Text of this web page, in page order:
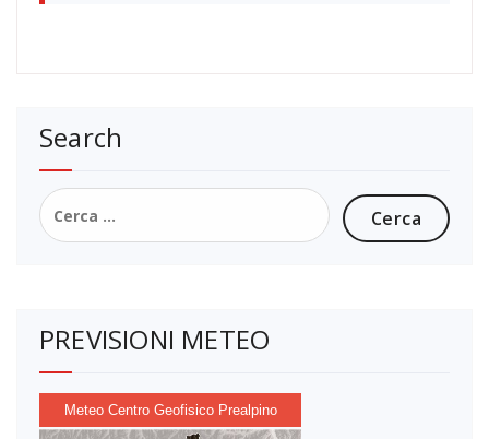
Search
Ricerca
per:
PREVISIONI METEO